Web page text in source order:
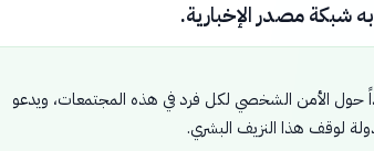
شبكة مصدر الإخبارية.
حول الأمن الشخصي لكل فرد في هذه المجتمعات، ويدعو
لوقف هذا النزيف البشري.